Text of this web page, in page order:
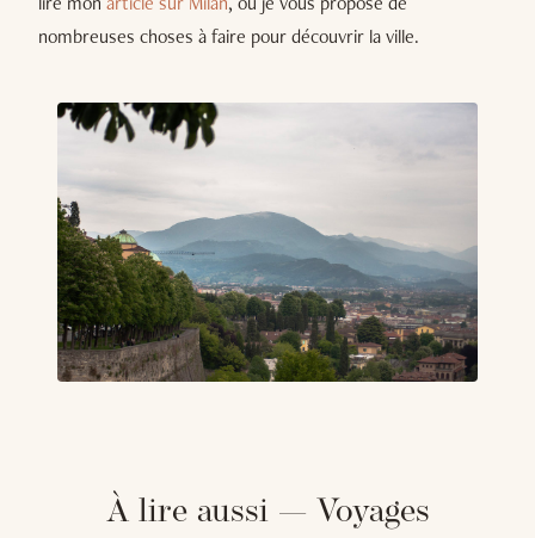
nombreuses choses à faire pour découvrir la ville.
À lire aussi — Voyages